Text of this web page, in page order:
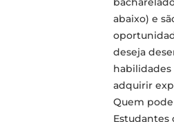
abaixo) e
deseja
habilidades
adquirir
Quem
Estudantes